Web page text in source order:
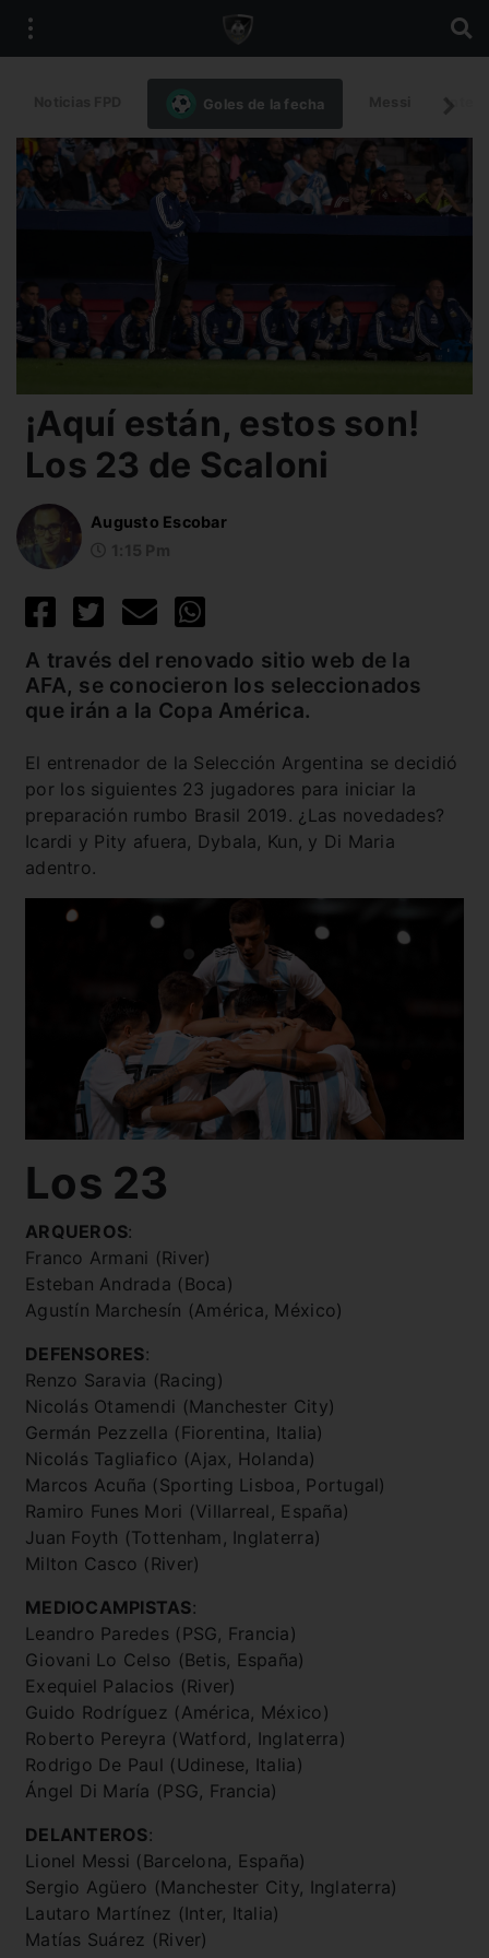
Goles de la fecha
¡Aquí están, estos son!
Los 23 de Scaloni
Augusto Escobar
A través del renovado sitio web de la
AFA, se conocieron los seleccionados
que irán a la Copa América.
El entrenador de la Selección Argentina se decidió
por los siguientes 23 jugadores para iniciar la
preparación rumbo Brasil 2019. ¿Las novedades?
Icardi y Pity afuera, Dybala, Kun, y Di Maria
adentro.
Los 23
ARQUEROS:
Franco Armani (River)
Esteban Andrada (Boca)
Agustín Marchesín (América, México)
DEFENSORES:
Renzo Saravia (Racing)
Nicolás Otamendi (Manchester City)
Germán Pezzella (Fiorentina, Italia)
Nicolás Tagliafico (Ajax, Holanda)
Marcos Acuña (Sporting Lisboa, Portugal)
Ramiro Funes Mori (Villarreal, España)
Juan Foyth (Tottenham, Inglaterra)
Milton Casco (River)
MEDIOCAMPISTAS:
Leandro Paredes (PSG, Francia)
Giovani Lo Celso (Betis, España)
Exequiel Palacios (River)
Guido Rodríguez (América, México)
Roberto Pereyra (Watford, Inglaterra)
Rodrigo De Paul (Udinese, Italia)
Ángel Di María (PSG, Francia)
DELANTEROS:
Lionel Messi (Barcelona, España)
Sergio Agüero (Manchester City, Inglaterra)
Lautaro Martínez (Inter, Italia)
Matías Suárez (River)